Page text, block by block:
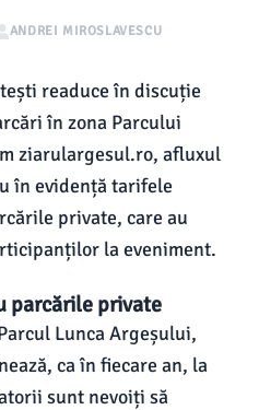
ANDREI MIROSLAVESCU
readuce în discuție
în zona Parcului
ziarulargesul.ro, afluxul
în evidență tarifele
private, care au
la eveniment.
parcările private
Lunca Argeșului,
ca în fiecare an, la
sunt nevoiți să